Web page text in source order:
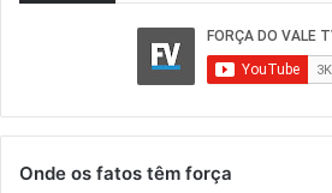
Onde os fatos têm força